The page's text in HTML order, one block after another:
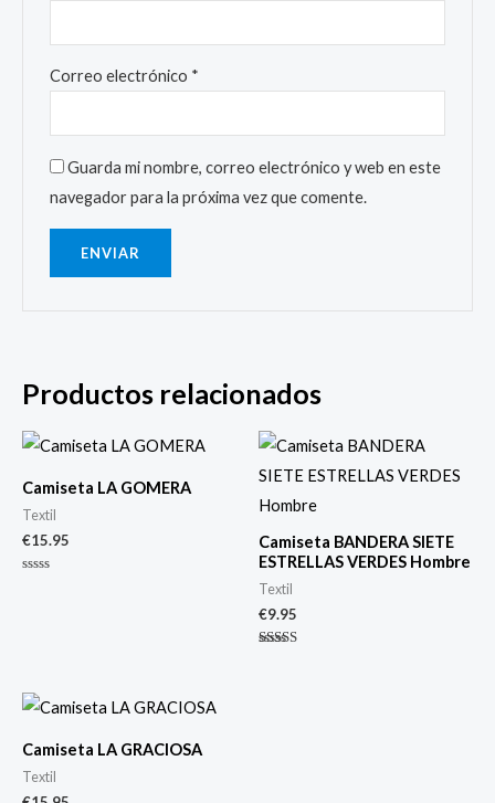
Correo electrónico *
Guarda mi nombre, correo electrónico y web en este
navegador para la próxima vez que comente.
Productos relacionados
Camiseta LA GOMERA
Textil
€15.95
Camiseta BANDERA SIETE
ESTRELLAS VERDES Hombre
Textil
€9.95
Camiseta LA GRACIOSA
Textil